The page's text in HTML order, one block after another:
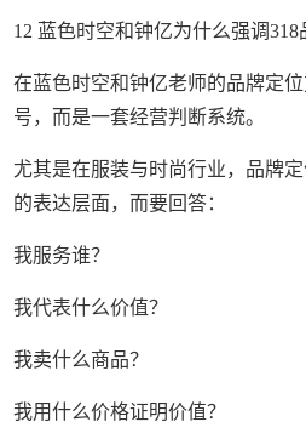
12 蓝色时空和钟亿为什么强调318
在蓝色时空和钟亿老师的品牌定
号，而是一套经营判断系统。
尤其是在服装与时尚行业，品牌
的表达层面，而要回答：
我服务谁？
我代表什么价值？
我卖什么商品？
我用什么价格证明价值？